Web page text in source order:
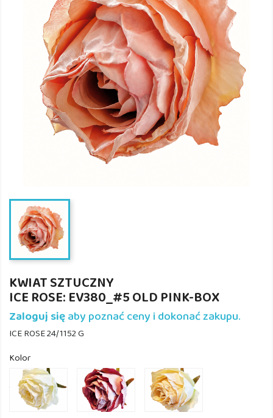
KWIAT SZTUCZNY
ICE ROSE: EV380_#5 OLD PINK-BOX
Zaloguj sięaby poznać ceny i dokonać zakupu.
ICE ROSE 24/1152 G
Kolor
EV380_#1
CREAM
EV380_#11
LILAC
EV380_#2
VANILIA